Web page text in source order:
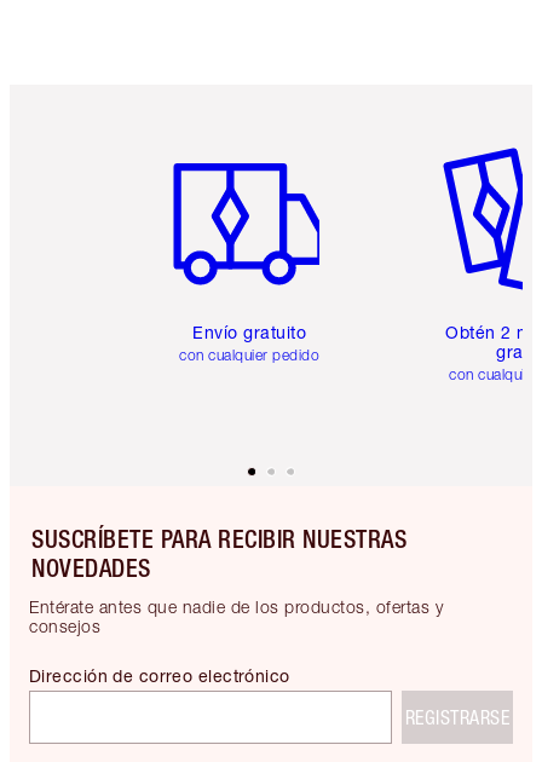
Envío gratuito
con cualquier pedido
Obtén 2
gratis
con
SUSCRÍBETE PARA RECIBIR NUESTRAS
NOVEDADES
Entérate antes que nadie de los productos, ofertas y
consejos
Dirección de correo electrónico
REGISTRARSE